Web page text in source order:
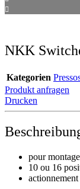
NKK
Kategorien
Produkt anfragen
Drucken
pour
10 ou 16